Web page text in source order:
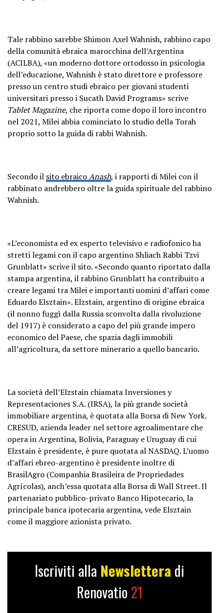
Tale rabbino sarebbe Shimon Axel Wahnish, rabbino capo
della comunità ebraica marocchina dell’Argentina
(ACILBA), «un moderno dottore ortodosso in psicologia
dell’educazione, Wahnish è stato direttore e professore
presso un centro studi ebraico per giovani studenti
universitari presso i Sucath David Programs» scrive
Tablet Magazine, che riporta come dopo il loro incontro
nel 2021, Milei abbia cominciato lo studio della Torah
proprio sotto la guida di rabbi Wahnish.
Secondo il sito ebraicoAnash, i rapporti di Milei con il
rabbinato andrebbero oltre la guida spirituale del rabbino
Wahnish.
«L’economista ed ex esperto televisivo e radiofonico ha
stretti legami con il capo argentino Shliach Rabbi Tzvi
Grunblatt» scrive il sito. «Secondo quanto riportato dalla
stampa argentina, il rabbino Grunblatt ha contribuito a
creare legami tra Milei e importanti uomini d’affari come
Eduardo Elsztain». Elzstain, argentino di origine ebraica
(il nonno fuggì dalla Russia sconvolta dalla rivoluzione
del 1917) è considerato a capo del più grande impero
economico del Paese, che spazia dagli immobili
all’agricoltura, da settore minerario a quello bancario.
La società dell’Elzstain chiamata Inversiones y
Representaciones S.A. (IRSA), la più grande società
immobiliare argentina, è quotata alla Borsa di New York.
CRESUD, azienda leader nel settore agroalimentare che
opera in Argentina, Bolivia, Paraguay e Uruguay di cui
Elzstain è presidente, è pure quotata al NASDAQ. L’uomo
d’affari ebreo-argentino è presidente inoltre di
BrasilAgro (Companhia Brasileira de Propriedades
Agrícolas), anch’essa quotata alla Borsa di Wall Street. Il
partenariato pubblico-privato Banco Hipotecario, la
principale banca ipotecaria argentina, vede Elsztain
come il maggiore azionista privato.
Iscriviti alla Newslettera di
Renovatio 21